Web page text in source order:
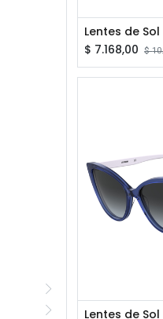
$ 7.168,00 $